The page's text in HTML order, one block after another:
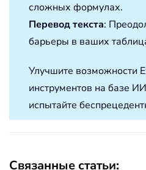
сложных формулах.
Перевод текста:
барьеры в ваших
Улучшите возможности
инструментов на базе
испытайте
Связанные статьи: